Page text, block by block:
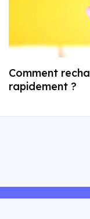
Comment
rapidement ?